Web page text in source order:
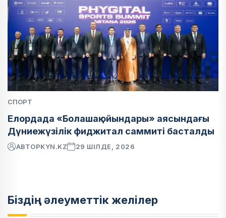
СПОРТ
Елордада «Болашақ ойындары» аясындағы
Дүниежүзілік фиджитал саммиті басталды
АВТОРKYN.KZ 29 ШІЛДЕ, 2026
Біздің әлеуметтік желілер